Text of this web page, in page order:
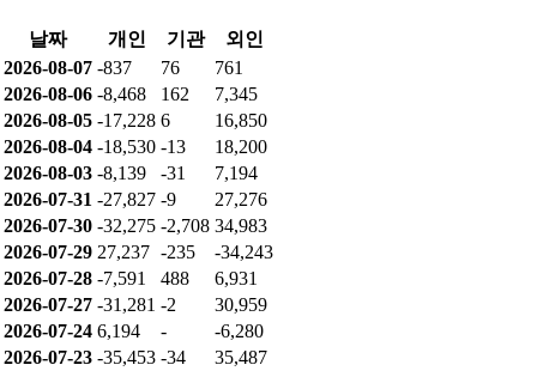
날짜 개인 기관
외인
2026-08-07 -837 76
761
2026-08-06 -8,468 162
7,345
2026-08-05 -17,228 6
16,850
2026-08-04 -18,530 -13
18,200
2026-08-03 -8,139 -31
7,194
2026-07-31 -27,827 -9
27,276
2026-07-30 -32,275 -2,708 34,983
2026-07-29 27,237 -235
-34,243
2026-07-28 -7,591 488
6,931
2026-07-27 -31,281 -2
30,959
2026-07-24 6,194 -
-6,280
2026-07-23 -35,453 -34
35,487